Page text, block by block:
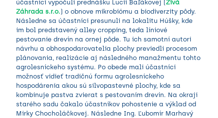
účastníci vypočuli prednášku Lucii Baľákovej (Živá
Záhrada s.r.o.) o obnove mikrobiómu a biodiverzity pôdy.
Následne sa účastníci presunuli na lokalitu Húšky, kde
im bol predstavený alley cropping, teda líniové
pestovanie drevín na ornej pôde. Tu ich samotní autori
návrhu a obhospodarovatelia plochy previedli procesom
plánovania, realizácie aj následného manažmentu tohto
agrolesníckeho systému. Po obede mali účastníci
možnosť vidieť tradičnú formu agrolesníckeho
hospodárenia akou sú silvopastevné plochy, kde sa
kombinuje pastva zvierat s pestovaním drevín. Na okraji
starého sadu čakalo účastníkov pohostenie a výklad od
Mirky Chocholáčkovej. Následne Ing. Ľubomír Marhavý